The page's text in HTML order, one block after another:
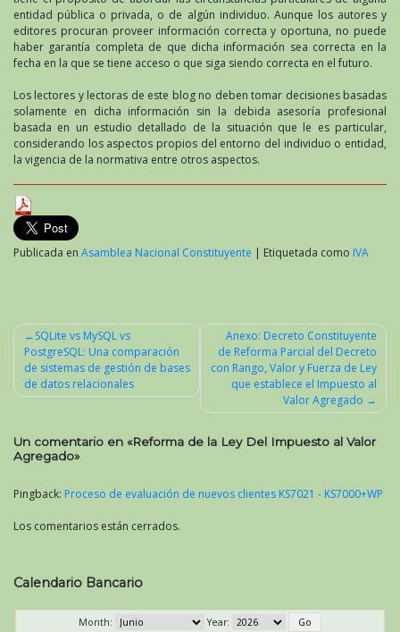
entidad pública o privada, o de algún individuo. Aunque los autores y
editores procuran proveer información correcta y oportuna, no puede
haber garantía completa de que dicha información sea correcta en la
fecha en la que se tiene acceso o que siga siendo correcta en el futuro.
Los lectores y lectoras de este blog no deben tomar decisiones basadas
solamente en dicha información sin la debida asesoría profesional
basada en un estudio detallado de la situación que le es particular,
considerando los aspectos propios del entorno del individuo o entidad,
la vigencia de la normativa entre otros aspectos.
Publicada en Asamblea Nacional Constituyente | Etiquetada como IVA
Navegación
de
SQLite vs MySQL vs
PostgreSQL: Una comparación
de sistemas de gestión de bases
de datos relacionales
Anexo: Decreto Constituyente
de Reforma Parcial del Decreto
con Rango, Valor y Fuerza de Ley
que establece el Impuesto al
Valor Agregado
Un comentario en «Reforma de la Ley Del Impuesto al Valor
Agregado»
Pingback: Proceso de evaluación de nuevos clientes KS7021 - KS7000+WP
Los comentarios están cerrados.
Calendario Bancario
Month:
Year: